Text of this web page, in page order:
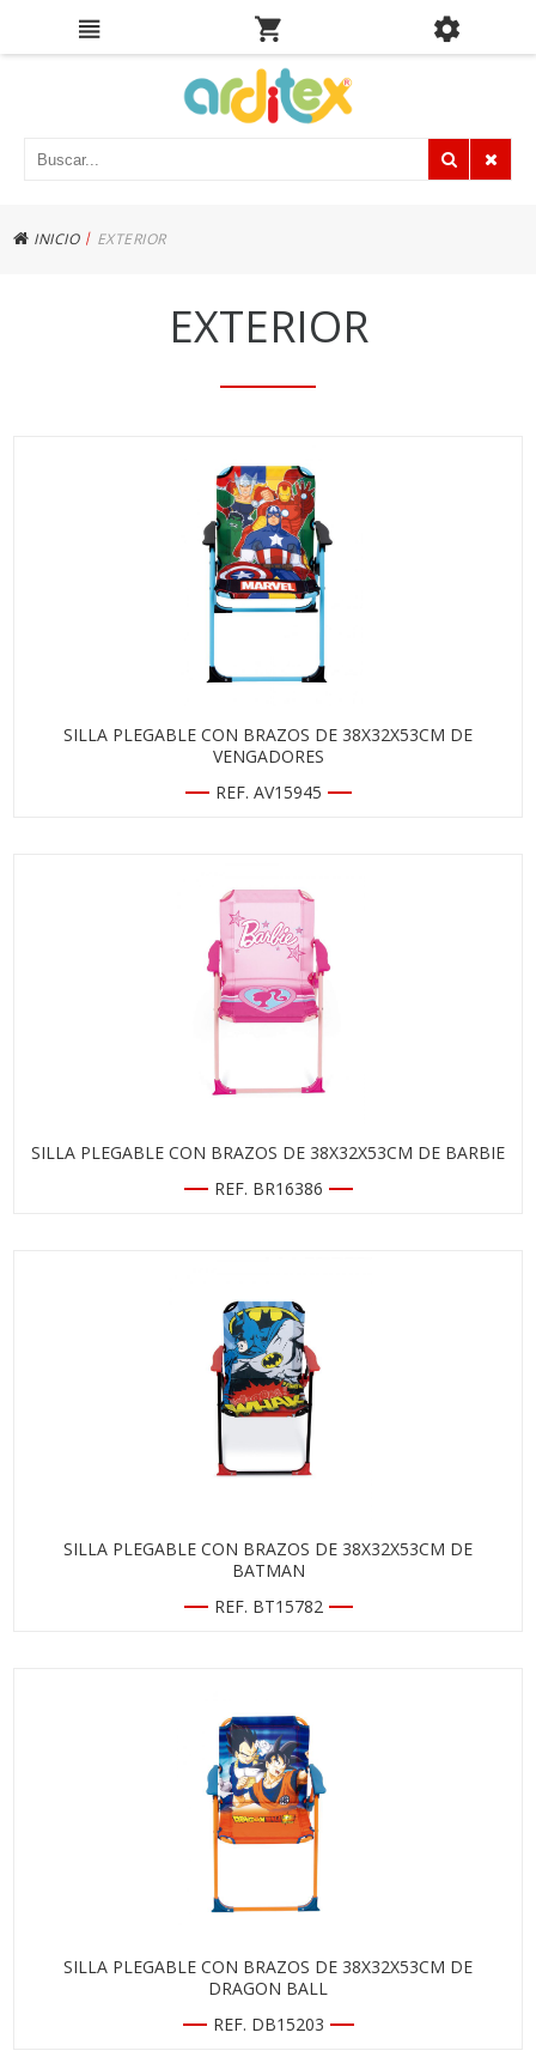
INICIO | EXTERIOR
EXTERIOR
SILLA PLEGABLE CON BRAZOS DE 38X32X53CM DE
VENGADORES
REF. AV15945
SILLA PLEGABLE CON BRAZOS DE 38X32X53CM DE BARBIE
REF. BR16386
SILLA PLEGABLE CON BRAZOS DE 38X32X53CM DE
BATMAN
REF. BT15782
SILLA PLEGABLE CON BRAZOS DE 38X32X53CM DE
DRAGON BALL
REF. DB15203